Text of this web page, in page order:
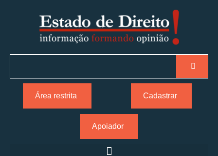
Área restrita Cadastrar
Apoiador